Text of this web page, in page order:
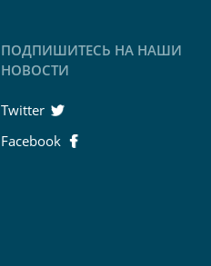
ПОДПИШИТЕСЬ НА НАШИ
НОВОСТИ
Twitter
Facebook